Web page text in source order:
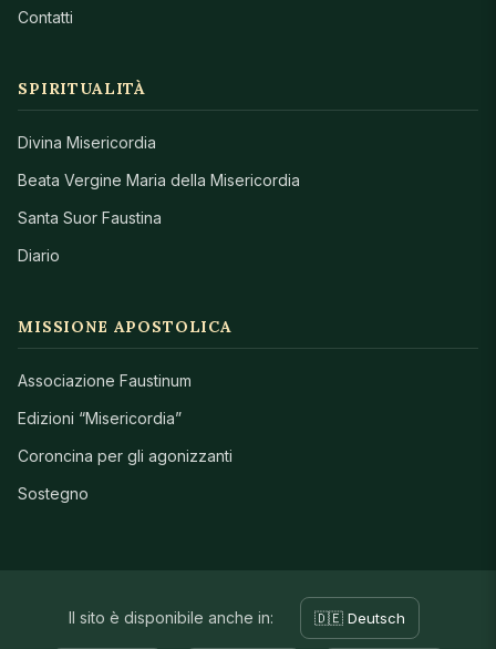
Contatti
SPIRITUALITÀ
Divina Misericordia
Beata Vergine Maria della Misericordia
Santa Suor Faustina
Diario
MISSIONE APOSTOLICA
Associazione Faustinum
Edizioni “Misericordia”
Coroncina per gli agonizzanti
Sostegno
Il sito è disponibile anche in: 🇩🇪 Deutsch